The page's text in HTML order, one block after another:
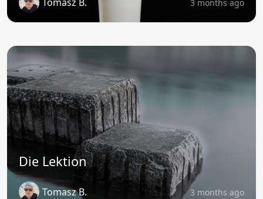
3 months ago
Die Lektion
Tomasz B. 3 months ago